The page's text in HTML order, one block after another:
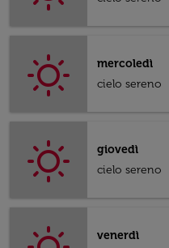
mercoledì
cielo sereno
giovedì
cielo sereno
venerdì